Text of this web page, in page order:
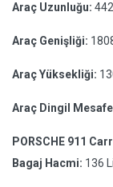
Araç Uzunluğu:
Araç Genişliği:
Araç Yüksekliği:
Araç Dingil
PORSCHE 911
Bagaj Hacmi: 136